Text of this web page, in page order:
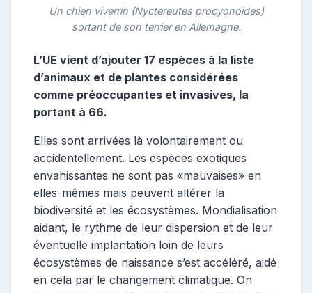
Un chien viverrin (Nyctereutes procyonoides)
sortant de son terrier en Allemagne.
L’UE vient d’ajouter 17 espèces à la liste
d’animaux et de plantes considérées
comme préoccupantes et invasives, la
portant à 66.
Elles sont arrivées là volontairement ou
accidentellement. Les espèces exotiques
envahissantes ne sont pas «mauvaises» en
elles-mêmes mais peuvent altérer la
biodiversité et les écosystèmes. Mondialisation
aidant, le rythme de leur dispersion et de leur
éventuelle implantation loin de leurs
écosystèmes de naissance s’est accéléré, aidé
en cela par le changement climatique. On